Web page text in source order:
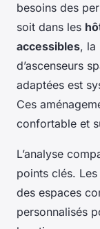
besoins des
soit dans les
accessibles, la
d’ascenseurs
adaptées est
Ces
confortable et
L’analyse
points clés.
des espaces
personnalisés